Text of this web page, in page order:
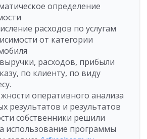
определение
расходов по услугам
от категории
расходов, прибыли
по клиенту, по виду
оперативного анализа
результатов и результатов
собственники решили
использование программы